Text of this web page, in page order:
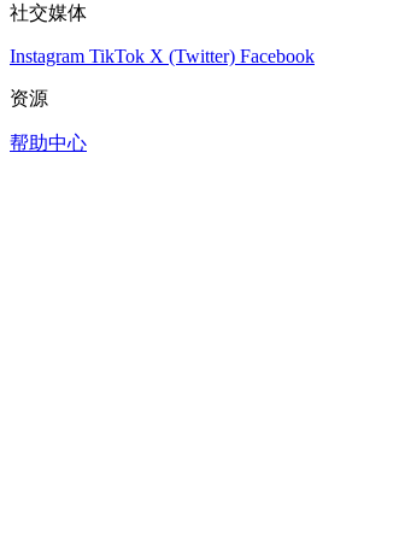
社交媒体
Instagram TikTok X (Twitter) Facebook
资源
帮助中心